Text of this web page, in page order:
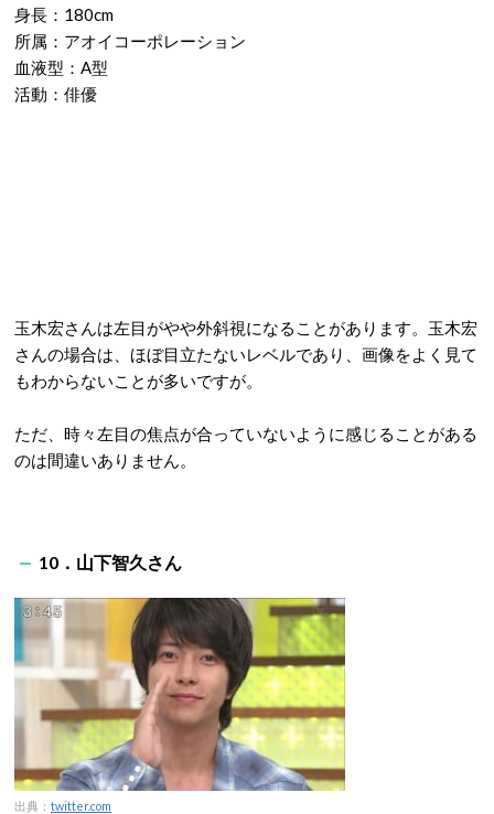
身長：180cm
所属：アオイコーポレーション
血液型：A型
活動：俳優
玉木宏さんは左目がやや外斜視になることがあります。玉木宏
さんの場合は、ほぼ目立たないレベルであり、画像をよく見て
もわからないことが多いですが。
ただ、時々左目の焦点が合っていないように感じることがある
のは間違いありません。
10．山下智久さん
出典： twitter.com